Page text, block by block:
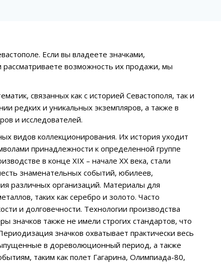
Если вы владеете значками,
возможность их продажи, мы
связанных как с историей Севастополя, так и
редких и уникальных экземпляров, а также в
и исследователей.
видов коллекционирования. Их история уходит
принадлежности к определенной группе
в конце XIX – начале XX века, стали
знаменательных событий, юбилеев,
различных организаций. Материалы для
таких как серебро и золото. Часто
и долговечности. Технологии производства
значков также не имели строгих стандартов, что
значков охватывает практически весь
в дореволюционный период, а также
таким как полет Гагарина, Олимпиада-80,